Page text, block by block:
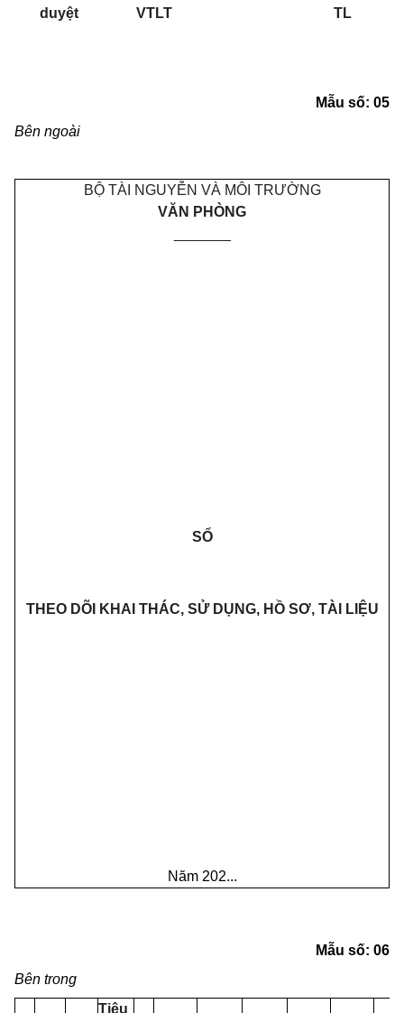
duyệt
VTLT
TL
Mẫu số: 05
Bên ngoài
BỘ TÀI NGUYỄN VÀ MÔI TRƯỜNG
VĂN PHÒNG
SỔ
THEO DÕI KHAI THÁC, SỬ DỤNG, HỒ SƠ, TÀI LIỆU
Năm 202...
Mẫu số: 06
Bên trong
Tiêu